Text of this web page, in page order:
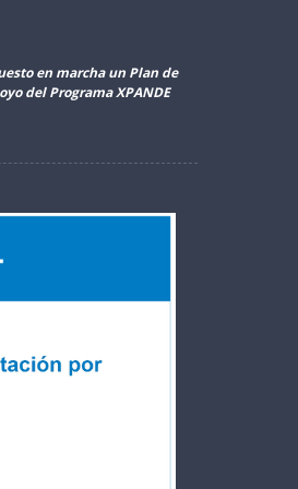
en marcha un Plan de
del Programa XPANDE